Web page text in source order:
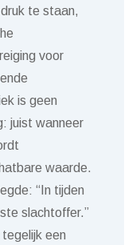
te staan,
voor
is geen
juist wanneer
waarde.
“In tijden
slachtoffer.”
een